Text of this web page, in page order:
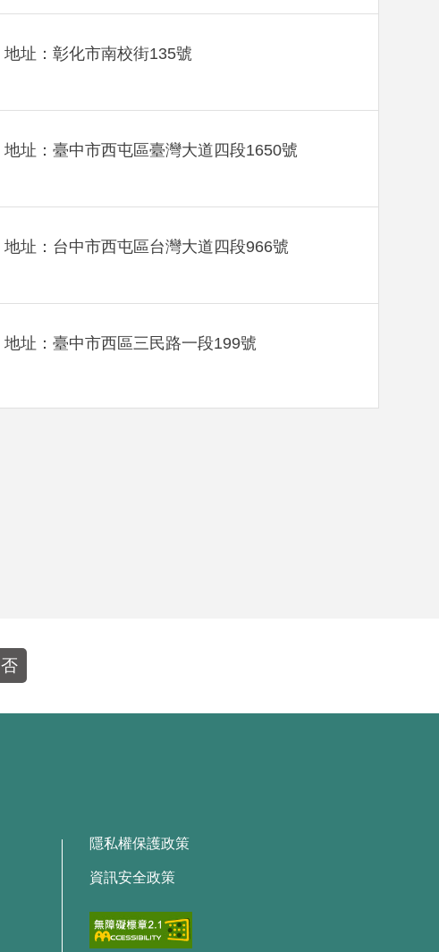
地址：彰化市南校街135號
地址：臺中市西屯區臺灣大道四段1650號
地址：台中市西屯區台灣大道四段966號
地址：臺中市西區三民路一段199號
否
隱私權保護政策
資訊安全政策